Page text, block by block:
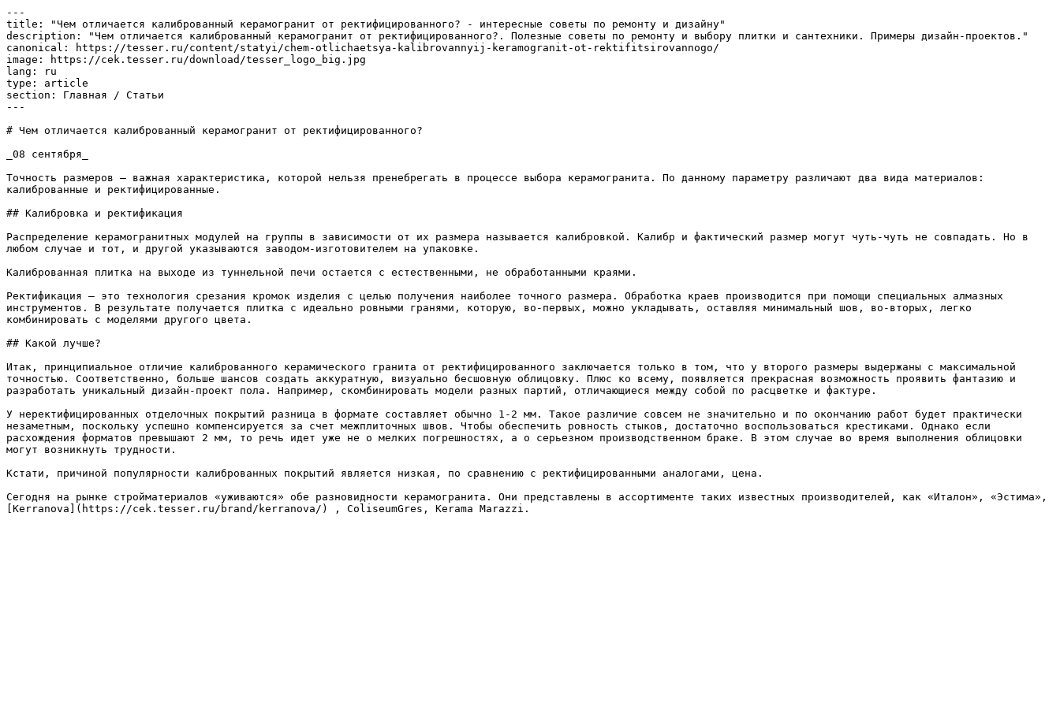
---
title: "Чем отличается калиброванный керамогранит от ректифицированного? - интересные советы по ремонту и дизайну"
description: "Чем отличается калиброванный керамогранит от ректифицированного?. Полезные советы по ремонту и выбору плитки и сантехники. Примеры дизайн-проектов."
canonical: https://tesser.ru/content/statyi/chem-otlichaetsya-kalibrovannyij-keramogranit-ot-rektifitsirovannogo/
image: https://cek.tesser.ru/download/tesser_logo_big.jpg
lang: ru
type: article
section: Главная / Статьи
---
# Чем отличается калиброванный керамогранит от ректифицированного?
_08 сентября_
Точность размеров – важная характеристика, которой нельзя пренебрегать в процессе выбора керамогранита. По данному параметру различают два вида материалов:
калиброванные и ректифицированные.
## Калибровка и ректификация
Распределение керамогранитных модулей на группы в зависимости от их размера называется калибровкой. Калибр и фактический размер могут чуть-чуть не совпадать. Но в
любом случае и тот, и другой указываются заводом-изготовителем на упаковке.
Калиброванная плитка на выходе из туннельной печи остается с естественными, не обработанными краями.
Ректификация – это технология срезания кромок изделия с целью получения наиболее точного размера. Обработка краев производится при помощи специальных алмазных
инструментов. В результате получается плитка с идеально ровными гранями, которую, во-первых, можно укладывать, оставляя минимальный шов, во-вторых, легко
комбинировать с моделями другого цвета.
## Какой лучше?
Итак, принципиальное отличие калиброванного керамического гранита от ректифицированного заключается только в том, что у второго размеры выдержаны с максимальной
точностью. Соответственно, больше шансов создать аккуратную, визуально бесшовную облицовку. Плюс ко всему, появляется прекрасная возможность проявить фантазию и
разработать уникальный дизайн-проект пола. Например, скомбинировать модели разных партий, отличающиеся между собой по расцветке и фактуре.
У неректифицированных отделочных покрытий разница в формате составляет обычно 1-2 мм. Такое различие совсем не значительно и по окончанию работ будет практически
незаметным, поскольку успешно компенсируется за счет межплиточных швов. Чтобы обеспечить ровность стыков, достаточно воспользоваться крестиками. Однако если
расхождения форматов превышают 2 мм, то речь идет уже не о мелких погрешностях, а о серьезном производственном браке. В этом случае во время выполнения облицовки
могут возникнуть трудности.
Кстати, причиной популярности калиброванных покрытий является низкая, по сравнению с ректифицированными аналогами, цена.
Сегодня на рынке стройматериалов «уживаются» обе разновидности керамогранита. Они представлены в ассортименте таких известных производителей, как «Италон», «Эстима»,
[Kerranova](https://cek.tesser.ru/brand/kerranova/) , ColiseumGres, Kerama Marazzi.